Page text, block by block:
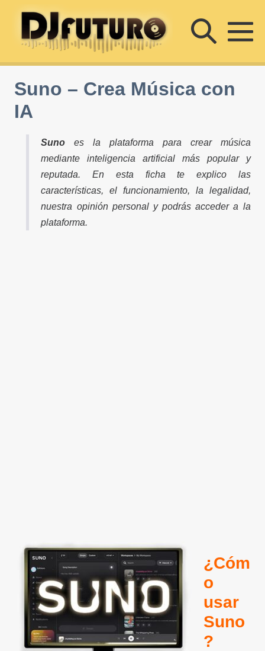
contenido
Suno – Crea Música con
IA
Suno es la plataforma para crear música
mediante inteligencia artificial más popular y
reputada. En esta ficha te explico las
características, el funcionamiento, la legalidad,
nuestra opinión personal y podrás acceder a la
plataforma.
¿Cóm
o
usar
Suno
?